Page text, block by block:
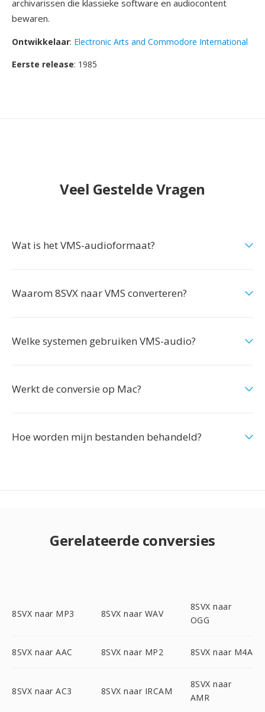
archivarissen die klassieke software en audiocontent
bewaren.
Ontwikkelaar: Electronic Arts and Commodore International
Eerste release: 1985
Veel Gestelde Vragen
Wat is het VMS-audioformaat?
Waarom 8SVX naar VMS converteren?
Welke systemen gebruiken VMS-audio?
Werkt de conversie op Mac?
Hoe worden mijn bestanden behandeld?
Gerelateerde conversies
8SVX naar MP3 8SVX naar WAV
8SVX naar
OGG
8SVX naar AAC 8SVX naar MP2 8SVX naar M4A
8SVX naar AC3 8SVX naar IRCAM
8SVX naar
AMR